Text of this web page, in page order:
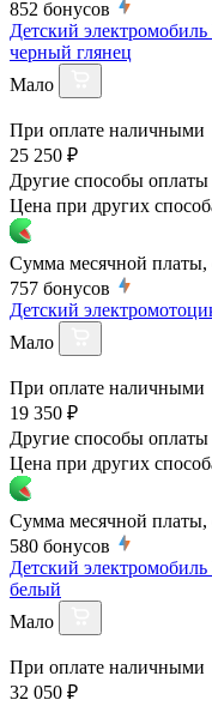
852 бонусов
Детский
черный глянец
Мало
При оплате наличными
25 250 ₽
Другие способы оплаты
Цена при других
Сумма месячной платы,
757 бонусов
Детский
Мало
При оплате наличными
19 350 ₽
Другие способы оплаты
Цена при других
Сумма месячной платы,
580 бонусов
Детский
белый
Мало
При оплате наличными
32 050 ₽